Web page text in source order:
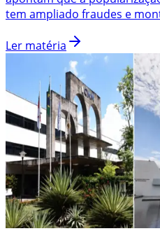
tem ampliado fraudes e
Ler matéria